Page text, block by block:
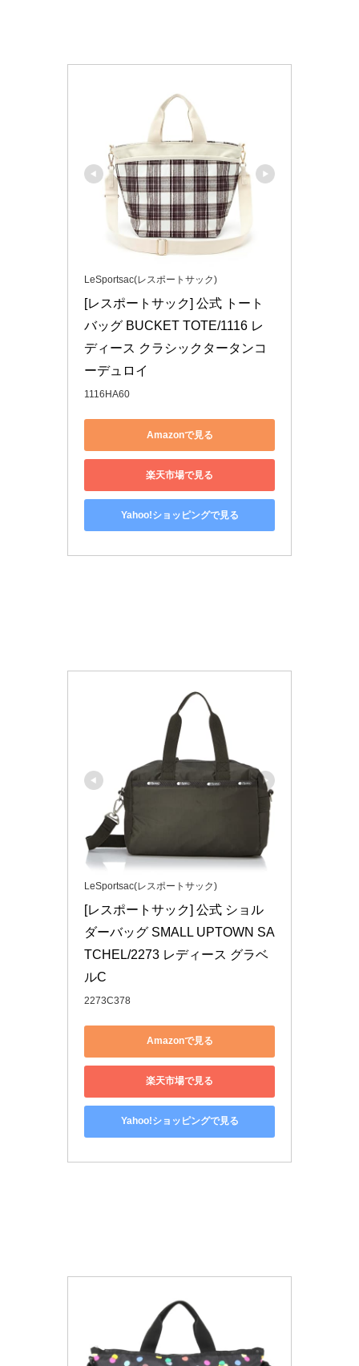
LeSportsac(レスポートサック)
[レスポートサック] 公式 トート
バッグ BUCKET TOTE/1116 レ
ディース クラシックタータンコ
ーデュロイ
1116HA60
Amazonで見る
楽天市場で見る
Yahoo!ショッピングで見る
LeSportsac(レスポートサック)
[レスポートサック] 公式 ショル
ダーバッグ SMALL UPTOWN SA
TCHEL/2273 レディース グラベ
ルC
2273C378
Amazonで見る
楽天市場で見る
Yahoo!ショッピングで見る